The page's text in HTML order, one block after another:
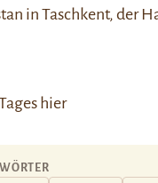
inTaschkent, der
hier